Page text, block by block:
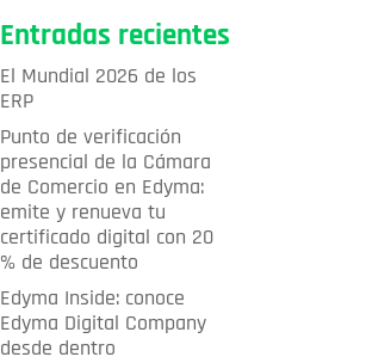
Entradas recientes
El Mundial 2026 de los
ERP
Punto de verificación
presencial de la Cámara
de Comercio en Edyma:
emite y renueva tu
certificado digital con 20
% de descuento
Edyma Inside: conoce
Edyma Digital Company
desde dentro